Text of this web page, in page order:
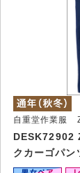
自重堂作業服
DESK72902
クカーゴパン